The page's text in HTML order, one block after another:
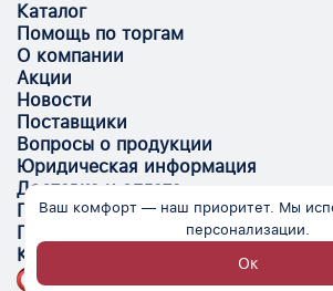
Каталог
Помощь по торгам
О компании
Акции
Новости
Поставщики
Вопросы о продукции
Юридическая информация
Доставка и оплата
Поставщикам
Помощь
Контакты
Ваш комфорт — наш приоритет. Мы
персонализации.
Ок